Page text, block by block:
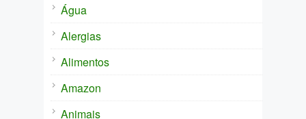
Água
Alergias
Alimentos
Amazon
Animais